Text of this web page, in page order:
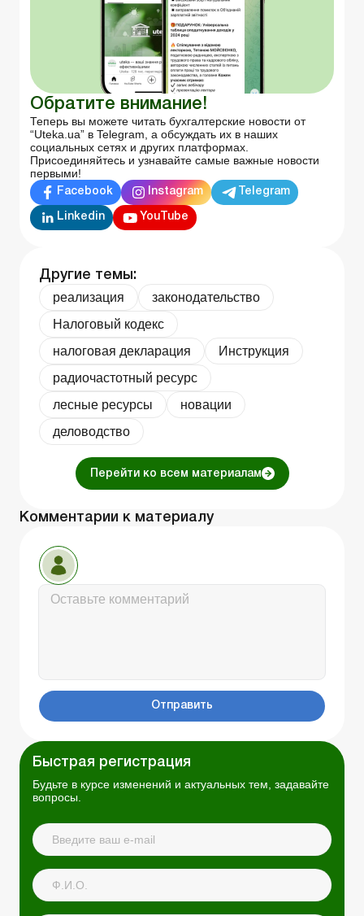
Обратите внимание!
Теперь вы можете читать бухгалтерские новости от
“Uteka.ua” в Telegram, а обсуждать их в наших
социальных сетях и других платформах.
Присоединяйтесь и узнавайте самые важные новости
первыми!
Facebook Instagram Telegram
Linkedin YouTube
Другие темы:
реализация
законодательство
Налоговый кодекс
налоговая декларация
Инструкция
радиочастотный ресурс
лесные ресурсы
новации
деловодство
Перейти ко всем материалам
Комментарии к материалу
Отправить
Быстрая регистрация
Будьте в курсе изменений и актуальных тем, задавайте
вопросы.